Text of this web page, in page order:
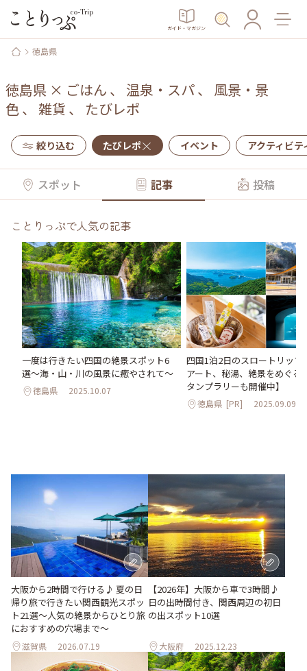
ガイド・マガジン
徳島県
徳島県 × ごはん 、 温泉・スパ、 風景・景
色、 雑貨 、 たびレポ
絞り込む たびレポ イベント アクティビテ
スポット 記事 投稿
ことりっぷで人気の記事
一度は行きたい四国の絶景スポット6
選〜海・山・川の風景に癒やされて〜
徳島県 2025.10.07
四国1泊2日のスロートリッ
アート、秘湯、絶景をめぐる
タンプラリーも開催中】
徳島県 [PR] 2025.09.09
大阪から2時間で行ける♪ 夏の日
帰り旅で行きたい関西観光スポッ
ト21選～人気の絶景からひとり旅
におすすめの穴場まで～
滋賀県 2026.07.19
【2026年】大阪から車で3時間♪
日の出時間付き、関西周辺の初日
の出スポット10選
大阪府 2025.12.23